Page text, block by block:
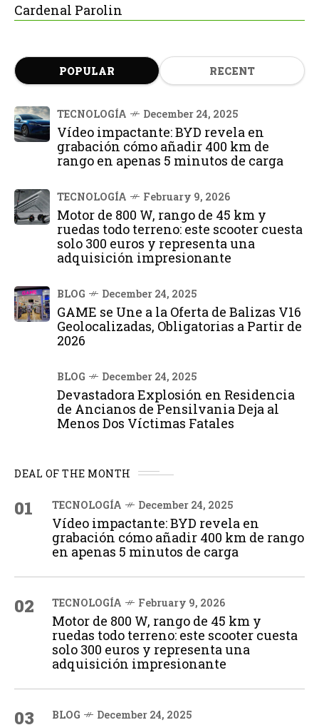
Cardenal Parolin
POPULAR RECENT
TECNOLOGÍA December 24, 2025
Vídeo impactante: BYD revela en
grabación cómo añadir 400 km de
rango en apenas 5 minutos de carga
TECNOLOGÍA February 9, 2026
Motor de 800 W, rango de 45 km y
ruedas todo terreno: este scooter cuesta
solo 300 euros y representa una
adquisición impresionante
BLOG December 24, 2025
GAME se Une a la Oferta de Balizas V16
Geolocalizadas, Obligatorias a Partir de
2026
BLOG December 24, 2025
Devastadora Explosión en Residencia
de Ancianos de Pensilvania Deja al
Menos Dos Víctimas Fatales
DEAL OF THE MONTH
01 TECNOLOGÍA December 24, 2025
Vídeo impactante: BYD revela en
grabación cómo añadir 400 km de rango
en apenas 5 minutos de carga
02 TECNOLOGÍA February 9, 2026
Motor de 800 W, rango de 45 km y
ruedas todo terreno: este scooter cuesta
solo 300 euros y representa una
adquisición impresionante
03 BLOG December 24, 2025